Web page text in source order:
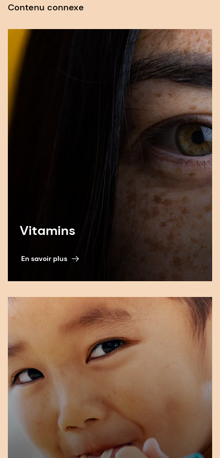
LONGITUDINALE. Journal of Public Economics,
2727(00)00118-3.
Contenu connexe
Vitamins
En savoir plus